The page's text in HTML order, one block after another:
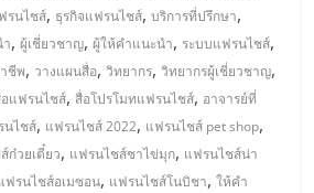
รนไชส์, ธุรกิจแฟรนไชส์,บริการที่ปรึกษา,
,ผู้เชี่ยวชาญ,ผู้ให้คำแนะนำ, ระบบแฟรนไชส์,
ชีพ, วางแผนสื่อ,วิทยากร,วิทยากรผู้เชี่ยวชาญ,
แฟรนไชส์, สื่อโปรโมทแฟรนไชส์, อาจารย์ที่
นไชส์, แฟรนไชส์ 2022, แฟรนไชส์ pet shop,
ก๋วยเตี๋ยว, แฟรนไชส์ชาไข่มุก, แฟรนไชส์น่า
ฟรนไชส์อเมซอน, แฟรนไชส์โนบิชา,ให้คำ